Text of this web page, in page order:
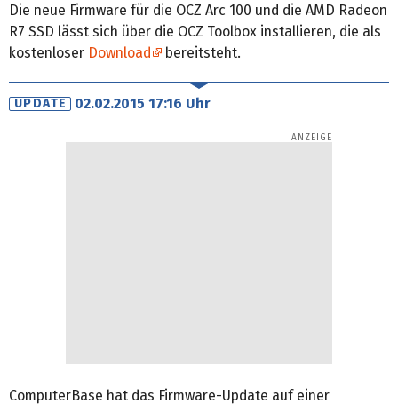
Die neue Firmware für die OCZ Arc 100 und die AMD Radeon
R7 SSD lässt sich über die OCZ Toolbox installieren, die als
kostenloser Download bereitsteht.
UPDATE 02.02.2015 17:16 Uhr
ComputerBase hat das Firmware-Update auf einer